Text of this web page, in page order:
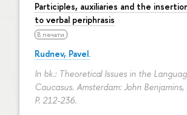
Participles, auxiliaries and the
to verbal periphrasis
В печати
Rudnev, Pavel.
In bk.: Theoretical Issues in the
Caucasus. Amsterdam: John
P. 212-236.